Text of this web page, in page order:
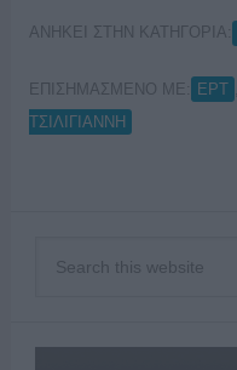
ΑΝΗΚΕΙ ΣΤΗΝ ΚΑΤΗΓΟΡΙΑ:
ΕΠΙΣΗΜΑΣΜΕΝΟ ΜΕ: ΕΡΤ
ΤΣΙΛΙΓΙΑΝΝΗ